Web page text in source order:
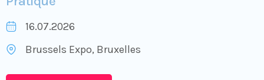
16.07.2026
Brussels Expo, Bruxelles